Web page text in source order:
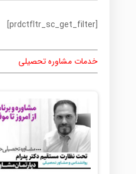
[prdctfltr_sc_get_filter]
خدمات مشاوره تحصیلی